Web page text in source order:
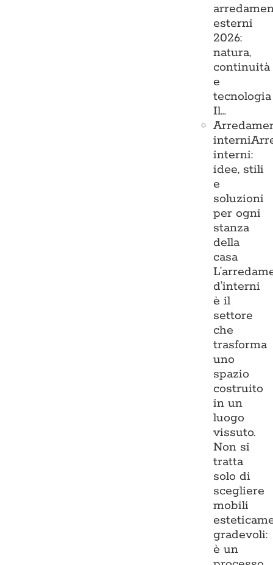
esterni
2026:
natura,
continuità
e
tecnologia
Il…
interni
interni:
idee, stili
e
soluzioni
per ogni
stanza
della
casa
d’interni
è il
settore
che
trasforma
uno
spazio
costruito
in un
luogo
vissuto.
Non si
tratta
solo di
scegliere
mobili
gradevoli:
è un